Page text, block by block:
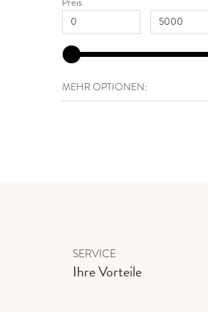
MEHR OPTIONEN:
SERVICE
Ihre Vorteile